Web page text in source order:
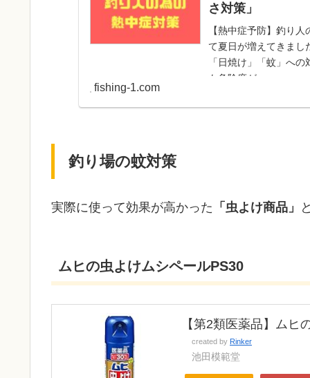
さ対策」
【熱中症予防】釣り
て夏日が増えてきまし
「日焼け」「蚊」へ
も危険度が...
fishing-1.com
釣り場の蚊対策
実際に使って効果が高かった 「虫よけ商品」
ムヒの虫よけムシペールPS30
【第2類医薬品】ムヒ
created by Rinker
池田模範堂